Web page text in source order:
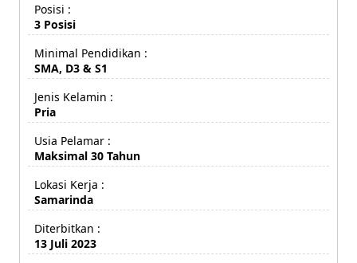
Posisi :
3 Posisi
Minimal Pendidikan :
SMA, D3 & S1
Jenis Kelamin :
Pria
Usia Pelamar :
Maksimal 30 Tahun
Lokasi Kerja :
Samarinda
Diterbitkan :
13 Juli 2023